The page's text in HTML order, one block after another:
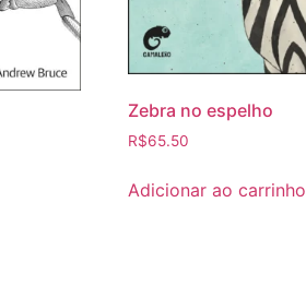
Zebra no espelho
R$65.50
Adicionar ao carrinho